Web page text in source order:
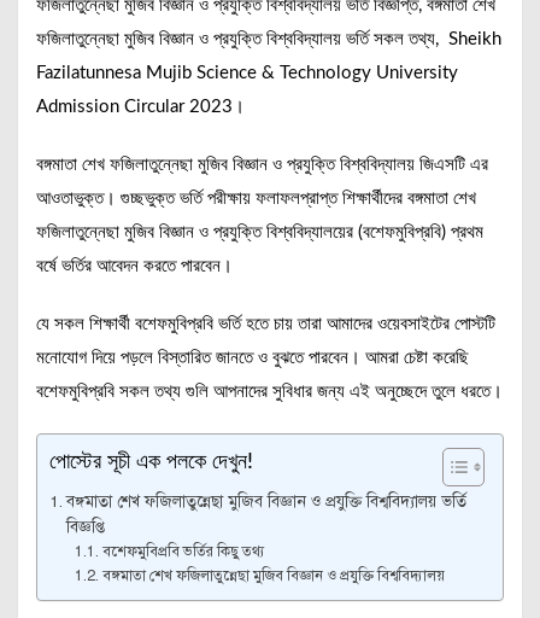
ফজিলাতুন্নেছা মুজিব বিজ্ঞান ও প্রযুক্তি বিশ্ববিদ্যালয় ভর্তি বিজ্ঞপ্তি, বঙ্গমাতা শেখ
ফজিলাতুন্নেছা মুজিব বিজ্ঞান ও প্রযুক্তি বিশ্ববিদ্যালয় ভর্তি সকল তথ্য, Sheikh
Fazilatunnesa Mujib Science & Technology University
Admission Circular 2023।
বঙ্গমাতা শেখ ফজিলাতুন্নেছা মুজিব বিজ্ঞান ও প্রযুক্তি বিশ্ববিদ্যালয় জিএসটি এর
আওতাভুক্ত। গুচ্ছভুক্ত ভর্তি পরীক্ষায় ফলাফলপ্রাপ্ত শিক্ষার্থীদের বঙ্গমাতা শেখ
ফজিলাতুন্নেছা মুজিব বিজ্ঞান ও প্রযুক্তি বিশ্ববিদ্যালয়ের (বশেফমুবিপ্রবি) প্রথম
বর্ষে ভর্তির আবেদন করতে পারবেন।
যে সকল শিক্ষার্থী বশেফমুবিপ্রবি ভর্তি হতে চায় তারা আমাদের ওয়েবসাইটের পোস্টটি
মনোযোগ দিয়ে পড়লে বিস্তারিত জানতে ও বুঝতে পারবেন। আমরা চেষ্টা করেছি
বশেফমুবিপ্রবি সকল তথ্য গুলি আপনাদের সুবিধার জন্য এই অনুচ্ছেদে তুলে ধরতে।
পোস্টের সূচী এক পলকে দেখুন!
বঙ্গমাতা শেখ ফজিলাতুন্নেছা মুজিব বিজ্ঞান ও প্রযুক্তি বিশ্ববিদ্যালয় ভর্তি
বিজ্ঞপ্তি
বশেফমুবিপ্রবি ভর্তির কিছু তথ্য
বঙ্গমাতা শেখ ফজিলাতুন্নেছা মুজিব বিজ্ঞান ও প্রযুক্তি বিশ্ববিদ্যালয়